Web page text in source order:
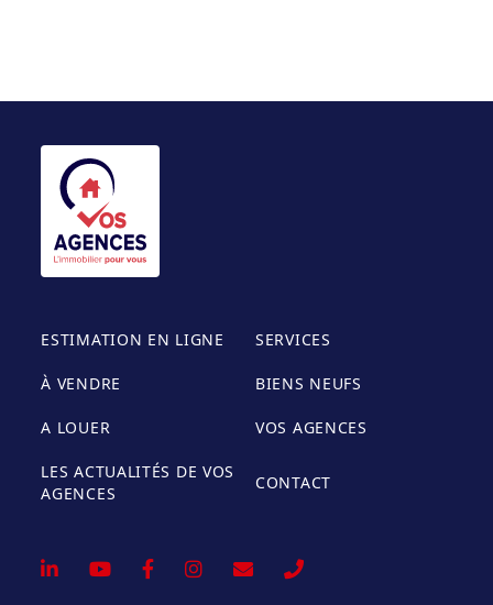
ESTIMATION EN LIGNE SERVICES
À VENDRE BIENS NEUFS
A LOUER VOS AGENCES
LES ACTUALITÉS DE VOS
AGENCES
CONTACT